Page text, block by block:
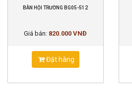
BÀN HỘI TRƯỜNG BG05-512
Giá bán: 820.000 VNĐ
Đặt hàng